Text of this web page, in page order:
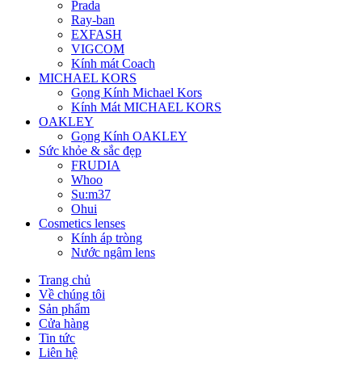
Prada
Ray-ban
EXFASH
VIGCOM
Kính mát Coach
MICHAEL KORS
Gọng Kính Michael Kors
Kính Mát MICHAEL KORS
OAKLEY
Gọng Kính OAKLEY
Sức khỏe & sắc đẹp
FRUDIA
Whoo
Su:m37
Ohui
Cosmetics lenses
Kính áp tròng
Nước ngâm lens
Trang chủ
Về chúng tôi
Sản phẩm
Cửa hàng
Tin tức
Liên hệ